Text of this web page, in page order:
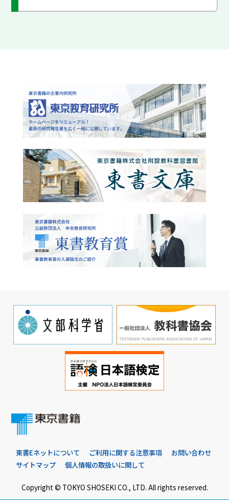
東書Eネットについて ご利用に関する注意事項
お問い合わせ
サイトマップ
個人情報の取扱いに関して
Copyright © TOKYO SHOSEKI CO., LTD. All rights reserved.